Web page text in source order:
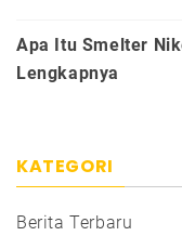
Apa Itu Smelter
Lengkapnya
KATEGORI
Berita Terbaru